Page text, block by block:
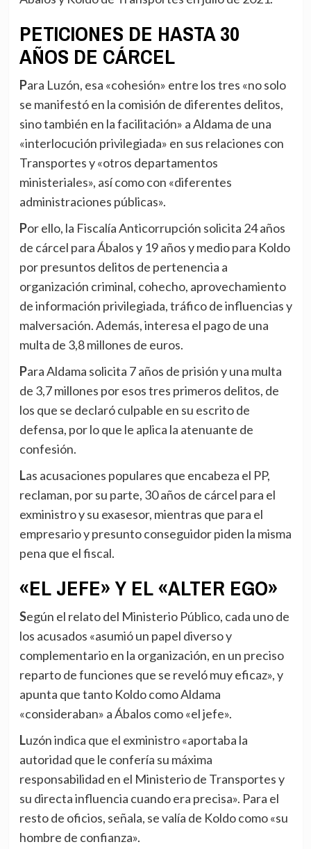
PETICIONES DE HASTA 30
AÑOS DE CÁRCEL
Para Luzón, esa «cohesión» entre los tres «no solo
se manifestó en la comisión de diferentes delitos,
sino también en la facilitación» a Aldama de una
«interlocución privilegiada» en sus relaciones con
Transportes y «otros departamentos
ministeriales», así como con «diferentes
administraciones públicas».
Por ello, la Fiscalía Anticorrupción solicita 24 años
de cárcel para Ábalos y 19 años y medio para Koldo
por presuntos delitos de pertenencia a
organización criminal, cohecho, aprovechamiento
de información privilegiada, tráfico de influencias y
malversación. Además, interesa el pago de una
multa de 3,8 millones de euros.
Para Aldama solicita 7 años de prisión y una multa
de 3,7 millones por esos tres primeros delitos, de
los que se declaró culpable en su escrito de
defensa, por lo que le aplica la atenuante de
confesión.
Las acusaciones populares que encabeza el PP,
reclaman, por su parte, 30 años de cárcel para el
exministro y su exasesor, mientras que para el
empresario y presunto conseguidor piden la misma
pena que el fiscal.
«EL JEFE» Y EL «ALTER EGO»
Según el relato del Ministerio Público, cada uno de
los acusados «asumió un papel diverso y
complementario en la organización, en un preciso
reparto de funciones que se reveló muy eficaz», y
apunta que tanto Koldo como Aldama
«consideraban» a Ábalos como «el jefe».
Luzón indica que el exministro «aportaba la
autoridad que le confería su máxima
responsabilidad en el Ministerio de Transportes y
su directa influencia cuando era precisa». Para el
resto de oficios, señala, se valía de Koldo como «su
hombre de confianza».